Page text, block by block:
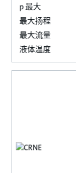
p 最大
最大扬程
最大流量
液体温度